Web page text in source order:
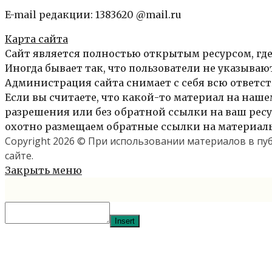
E-mail редакции: 1383620 @mail.ru
Карта сайта
Сайт является полностью открытым ресурсом,
Иногда бывает так, что пользователи не
Администрация сайта снимает с себя всю
Если вы считаете, что какой-то материал на
разрешения или без обратной ссылки на ваш
охотно размещаем обратные ссылки на
Copyright 2026 © При использовании материалов в
сайте.
Закрыть меню
Insert